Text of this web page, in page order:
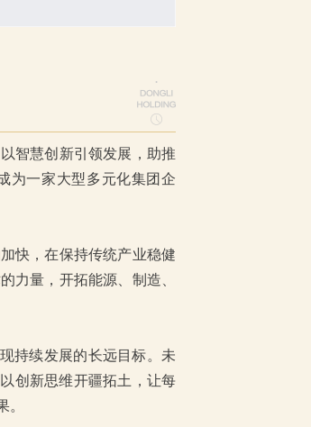
智慧创新引领发展，助推
为一家大型多元化集团企
快，在保持传统产业稳健
力量，开拓能源、制造、
持续发展的长远目标。未
创新思维开疆拓土，让每